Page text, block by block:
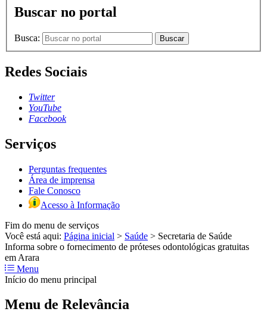
Buscar no portal
Busca: Buscar
Redes Sociais
Twitter
YouTube
Facebook
Serviços
Perguntas frequentes
Área de imprensa
Fale Conosco
Acesso à Informação
Fim do menu de serviços
Você está aqui: Página inicial > Saúde > Secretaria de Saúde
Informa sobre o fornecimento de próteses odontológicas gratuitas
em Arara
Menu
Início do menu principal
Menu de Relevância